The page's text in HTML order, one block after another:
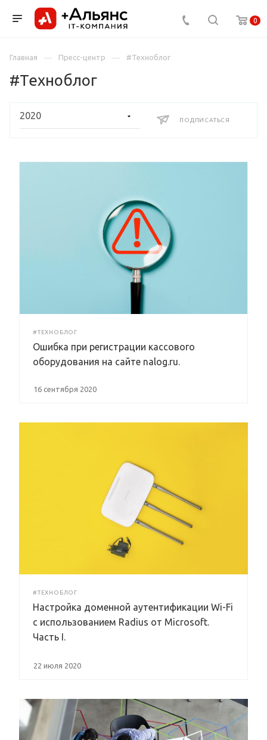
0
Главная Пресс-центр #Техноблог
#Техноблог
ПОДПИСАТЬСЯ
#ТЕХНОБЛОГ
Ошибка при регистрации кассового
оборудования на сайте nalog.ru.
16 сентября 2020
#ТЕХНОБЛОГ
Настройка доменной аутентификации Wi-Fi
с использованием Radius от Microsoft.
Часть I.
22 июля 2020